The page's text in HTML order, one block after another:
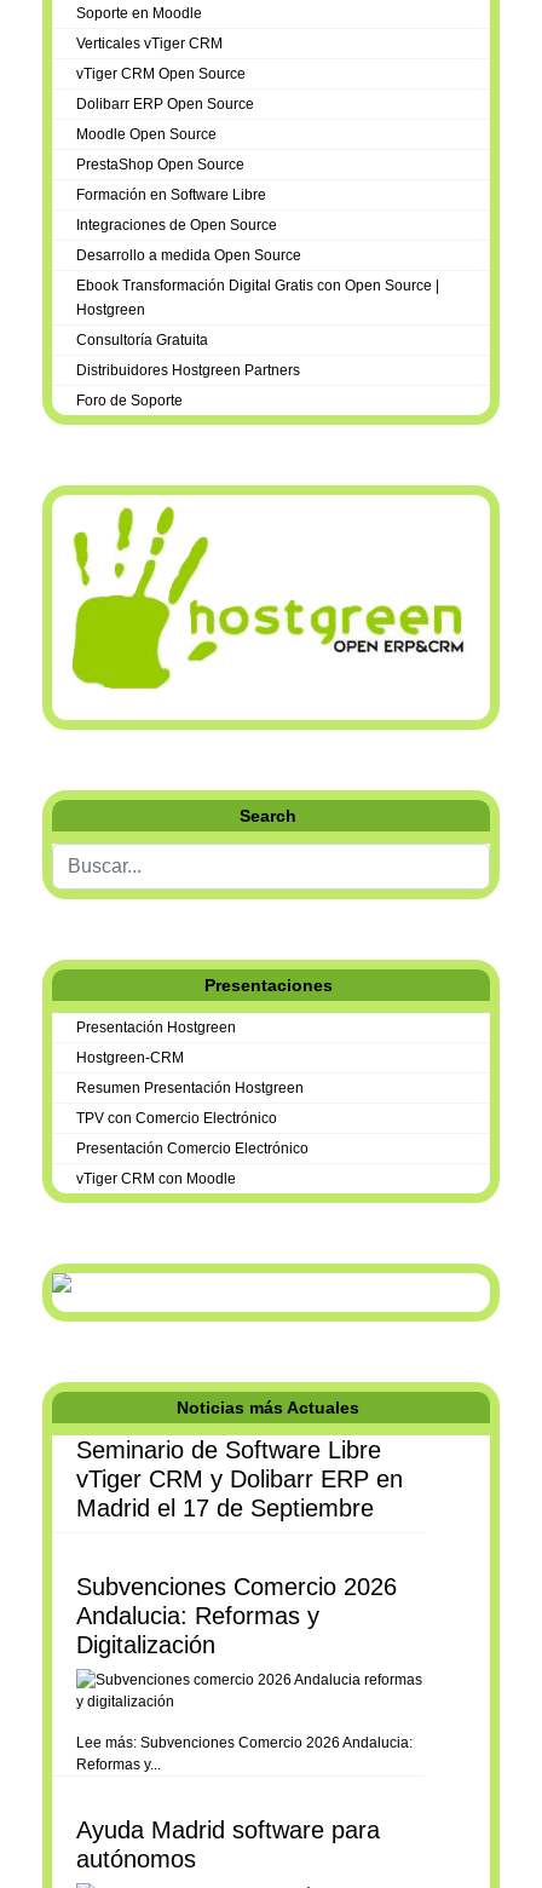
Soporte en Moodle
Verticales vTiger CRM
vTiger CRM Open Source
Dolibarr ERP Open Source
Moodle Open Source
PrestaShop Open Source
Formación en Software Libre
Integraciones de Open Source
Desarrollo a medida Open Source
Ebook Transformación Digital Gratis con Open Source |
Hostgreen
Consultoría Gratuita
Distribuidores Hostgreen Partners
Foro de Soporte
Search
Buscar...
Presentaciones
Presentación Hostgreen
Hostgreen-CRM
Resumen Presentación Hostgreen
TPV con Comercio Electrónico
Presentación Comercio Electrónico
vTiger CRM con Moodle
Noticias más Actuales
Seminario de Software Libre
vTiger CRM y Dolibarr ERP en
Madrid el 17 de Septiembre
Subvenciones Comercio 2026
Andalucia: Reformas y
Digitalización
Lee más: Subvenciones Comercio 2026 Andalucia:
Reformas y...
Ayuda Madrid software para
autónomos